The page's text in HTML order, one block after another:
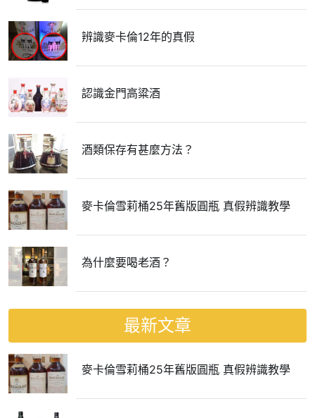
辨識麥卡倫12年的真假
認識金門高粱酒
酒類保存有甚麼方法？
麥卡倫雪莉桶25年舊版圓瓶 真假辨識教學
為什麼要喝老酒？
最新文章
麥卡倫雪莉桶25年舊版圓瓶 真假辨識教學